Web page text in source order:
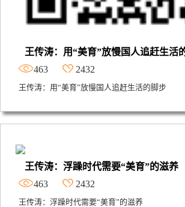
王传涛：用“美育”放慢国人追赶生活
463
2432
王传涛：用“美育”放慢国人追赶生活的脚步
王传涛：浮躁时代需要“美育”的滋养
463
2432
王传涛：浮躁时代需要“美育”的滋养